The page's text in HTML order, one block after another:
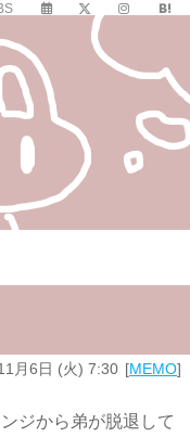
月6日 (火) 7:30 MEMO
ジから弟が脱退して